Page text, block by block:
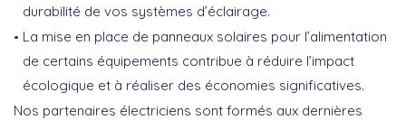
durabilité de vos systèmes d’éclairage.
La mise en place de panneaux solaires pour l’alimentation
de certains équipements contribue à réduire l’impact
écologique et à réaliser des économies significatives.
Nos partenaires électriciens sont formés aux dernières